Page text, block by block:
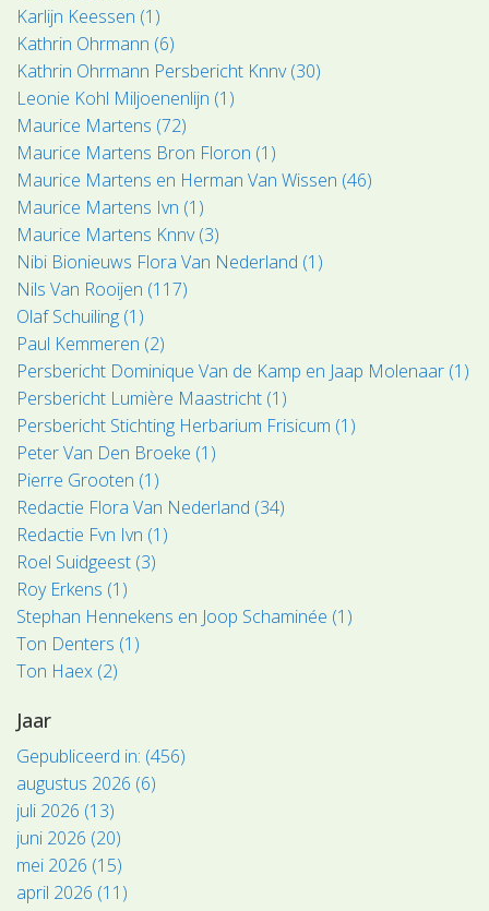
Karlijn Keessen (1)
Kathrin Ohrmann (6)
Kathrin Ohrmann Persbericht Knnv (30)
Leonie Kohl Miljoenenlijn (1)
Maurice Martens (72)
Maurice Martens Bron Floron (1)
Maurice Martens en Herman Van Wissen (46)
Maurice Martens Ivn (1)
Maurice Martens Knnv (3)
Nibi Bionieuws Flora Van Nederland (1)
Nils Van Rooijen (117)
Olaf Schuiling (1)
Paul Kemmeren (2)
Persbericht Dominique Van de Kamp en Jaap Molenaar (1)
Persbericht Lumière Maastricht (1)
Persbericht Stichting Herbarium Frisicum (1)
Peter Van Den Broeke (1)
Pierre Grooten (1)
Redactie Flora Van Nederland (34)
Redactie Fvn Ivn (1)
Roel Suidgeest (3)
Roy Erkens (1)
Stephan Hennekens en Joop Schaminée (1)
Ton Denters (1)
Ton Haex (2)
Jaar
Gepubliceerd in: (456)
augustus 2026 (6)
juli 2026 (13)
juni 2026 (20)
mei 2026 (15)
april 2026 (11)